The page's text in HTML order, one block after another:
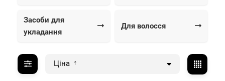
Засоби для
укладання
Для волосся
Ціна